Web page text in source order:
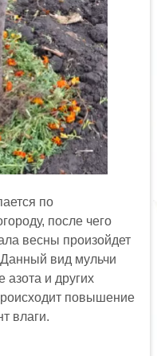
по
после чего
весны произойдет
вид мульчи
азота и других
повышение
влаги.